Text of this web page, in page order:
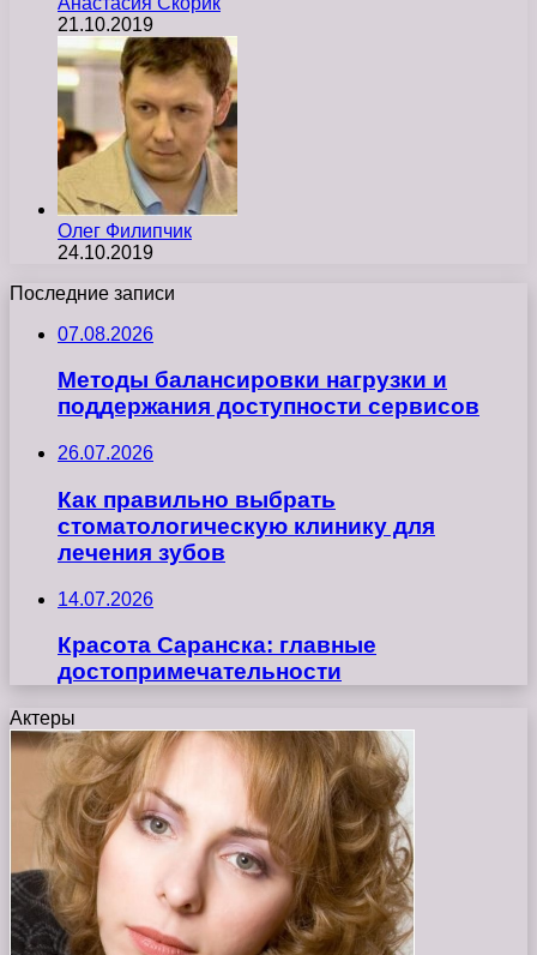
21.10.2019
Олег Филипчик
24.10.2019
Последние записи
07.08.2026
Методы балансировки нагрузки и
поддержания доступности сервисов
26.07.2026
Как правильно выбрать
стоматологическую клинику для
лечения зубов
14.07.2026
Красота Саранска: главные
достопримечательности
Актеры